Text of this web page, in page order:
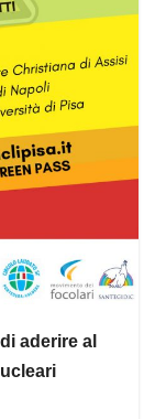
aderire al